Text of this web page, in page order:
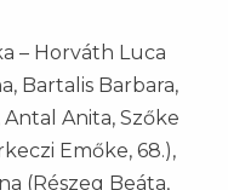
– Horváth Luca
Bartalis Barbara,
Anita, Szőke
Emőke, 68.),
(Részeg Beáta,